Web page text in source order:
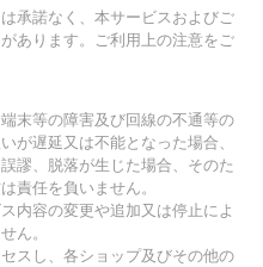
承諾なく、本サービスおよびご
あります。ご利用上の注意をご
末等の障害及び回線の不通等の
が遅延又は不能となった場合、
謬、脱落が生じた場合、そのた
責任を負いません。
内容の変更や追加又は停止によ
ん。
スし、各ショップ及びその他の